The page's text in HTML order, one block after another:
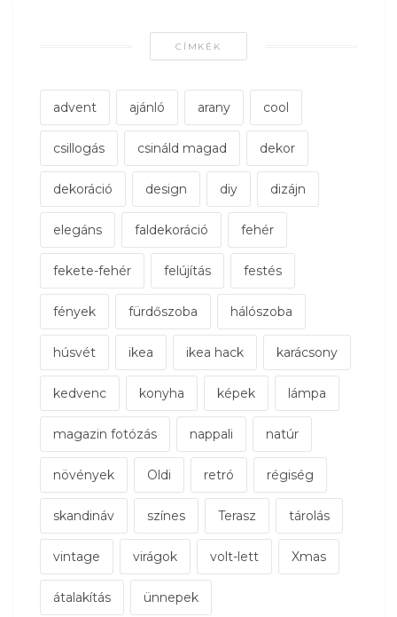
CÍMKÉK
advent ajánló arany cool
csillogás csináld magad dekor
dekoráció design diy dizájn
elegáns faldekoráció fehér
fekete-fehér felújítás festés
fények fürdőszoba hálószoba
húsvét ikea ikea hack karácsony
kedvenc konyha képek lámpa
magazin fotózás nappali natúr
növények Oldi retró régiség
skandináv színes Terasz tárolás
vintage virágok volt-lett Xmas
átalakítás ünnepek